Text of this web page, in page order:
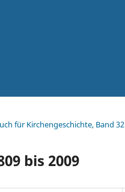
für Kirchengeschichte, Band 32
bis 2009